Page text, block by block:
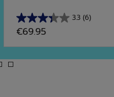
3.3 (6)
3.3
van
de
5
€69.95